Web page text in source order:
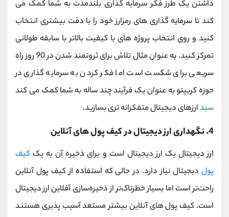
داشتن یک طرز فکر سرمایه گذاری بلندمدت به شما کمک می
کند تا سرمایه گذاری های رمزارز خود را با دقت بیشتری انتخاب
کنید و روی انتخاب پروژه های با کیفیت بالاتر با سابقه طولانی
تمرکز کنید. به عنوان مثال تلاش برای ثروتمند شدن در 90 روز راه
سریعی برای شکست است اما فکر کردن به سرمایه گذاری در
حوزه کریپتو به عنوان یک فرآیند چند ساله به شما کمک می کند
سبدارزهای دیجیتال متفکرانه تری بسازید.
4. نگهداری ارز دیجیتال در کیف پول های آنلاین
ارز دیجیتال یک ارز دیجیتال است و برای ذخیره آن به یک کیف
پول دیجیتال نیاز دارد. در حالی که استفاده از کیف پول آنلاین
راحت‌تر است اما بسیار خطرناک‌تر از ذخیره‌سازی آفلاین ارز دیجیتال
است. کیف پول های آنلاین بیشتر مستعد آسیب پذیری هستند